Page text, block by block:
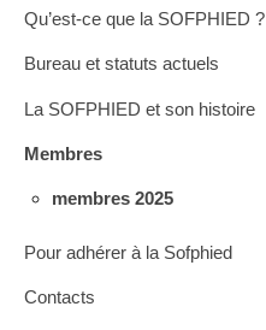
Qu’est-ce que la SOFPHIED ?
Bureau et statuts actuels
La SOFPHIED et son histoire
Membres
membres 2025
Pour adhérer à la Sofphied
Contacts